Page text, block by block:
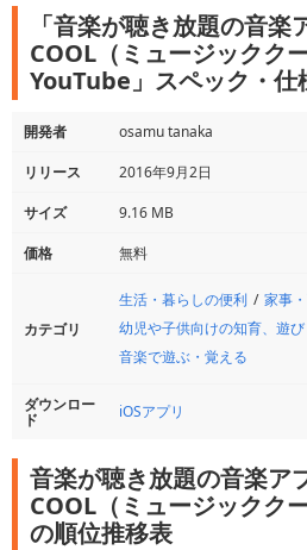
「音楽が聴き放題の音楽
COOL（ミュージックク
YouTube」スペック・仕
開発者
osamu tanaka
リリース
2016年9月2日
サイズ
9.16 MB
価格
無料
カテゴリ
生活・暮らしの便利 家事
幼児や子供向けの知育、遊び
音楽で遊ぶ・覚える
ダウンロー
ド iOSアプリ
音楽が聴き放題の音楽ア
COOL（ミュージックク
の順位推移表